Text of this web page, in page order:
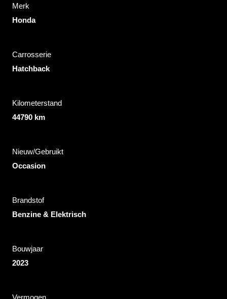
Merk
Honda
Carrosserie
Hatchback
Kilometerstand
44790 km
Nieuw/Gebruikt
Occasion
Brandstof
Benzine & Elektrisch
Bouwjaar
2023